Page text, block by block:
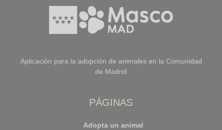
Aplicación para la adopción de animales en la Comunidad
de Madrid
PÁGINAS
Adopta un animal